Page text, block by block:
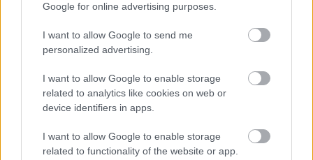
Google for online advertising purposes.
I want to allow Google to send me
personalized advertising.
I want to allow Google to enable storage
related to analytics like cookies on web or
device identifiers in apps.
I want to allow Google to enable storage
related to functionality of the website or app.
LÉTEZIK GYÓGYÍTÓ MÚZEUM?!
A bejegyzés trackback címe:
Kommentek:
A hozzászólások avonatkozó jogszabályokértelmében felhasználói tartalomnak